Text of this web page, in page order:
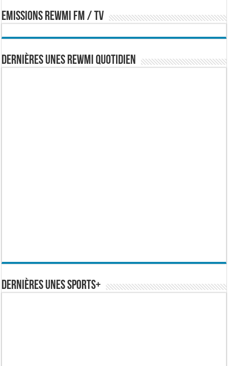
EMISSIONS REWMI FM / TV
Dernières Unes Rewmi Quotidien
Dernières Unes Sports+